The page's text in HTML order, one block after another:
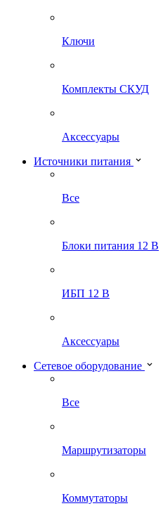
Ключи
Комплекты СКУД
Аксессуары
Источники питания
Все
Блоки питания 12 В
ИБП 12 В
Аксессуары
Сетевое оборудование
Все
Маршрутизаторы
Коммутаторы